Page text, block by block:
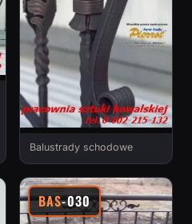
Balustrady schodowe
BAS-030